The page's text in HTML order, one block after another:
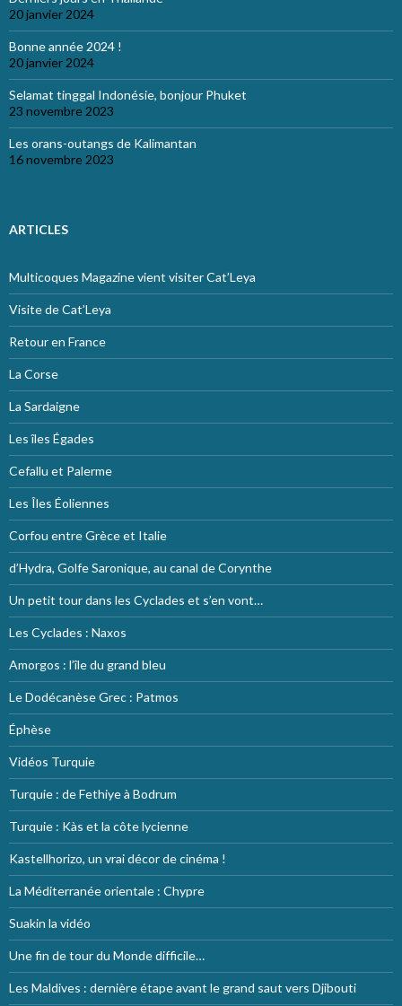
20 janvier 2024
Bonne année 2024 !
20 janvier 2024
Selamat tinggal Indonésie, bonjour Phuket
23 novembre 2023
Les orans-outangs de Kalimantan
16 novembre 2023
ARTICLES
Multicoques Magazine vient visiter Cat’Leya
Visite de Cat’Leya
Retour en France
La Corse
La Sardaigne
Les îles Égades
Cefallu et Palerme
Les Îles Éoliennes
Corfou entre Grèce et Italie
d’Hydra, Golfe Saronique, au canal de Corynthe
Un petit tour dans les Cyclades et s’en vont…
Les Cyclades : Naxos
Amorgos : l’île du grand bleu
Le Dodécanèse Grec : Patmos
Éphèse
Vidéos Turquie
Turquie : de Fethiye à Bodrum
Turquie : Kàs et la côte lycienne
Kastellhorizo, un vrai décor de cinéma !
La Méditerranée orientale : Chypre
Suakin la vidéo
Une fin de tour du Monde difficile…
Les Maldives : dernière étape avant le grand saut vers Djibouti